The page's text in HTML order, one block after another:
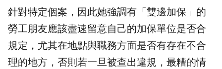
針對特定個案，因此她強調有「雙邊加保」的
勞工朋友應該盡速留意自己的加保單位是否合
規定，尤其在地點與職務方面是否有存在不合
理的地方，否則若一旦被查出違規，最糟的情